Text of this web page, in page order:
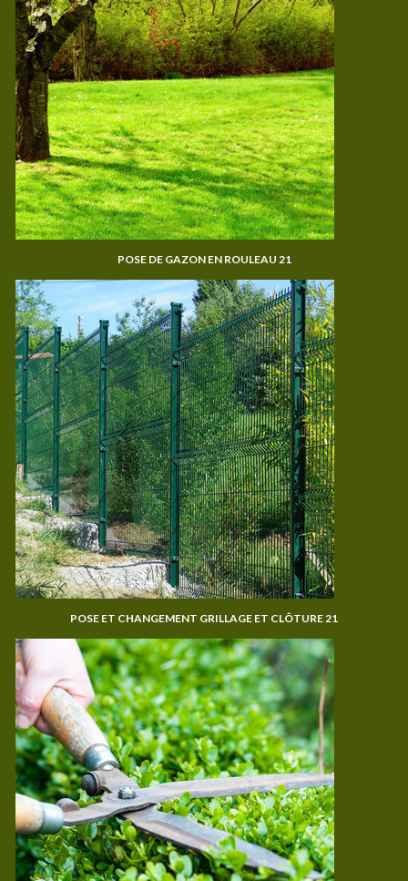
POSE DE GAZON EN ROULEAU 21
POSE ET CHANGEMENT GRILLAGE ET CLÔTURE 21